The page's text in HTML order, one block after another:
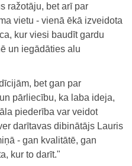
ražotāju, bet arī par
vietu - vienā ēkā izveidota
kur viesi baudīt gardu
un iegādāties alu
bet gan par
pārliecību, ka laba ideja,
piederība var veidot
darītavas dibinātājs Lauris
- gan kvalitātē, gan
kur to darīt."